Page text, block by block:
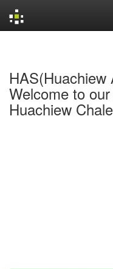
Welcome to
Huachiew